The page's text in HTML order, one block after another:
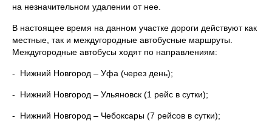
на незначительном удалении от нее.
В настоящее время на данном участке дороги действуют как
местные, так и междугородные автобусные маршруты.
Междугородные автобусы ходят по направлениям:
- Нижний Новгород – Уфа (через день);
- Нижний Новгород – Ульяновск (1 рейс в сутки);
- Нижний Новгород – Чебоксары (7 рейсов в сутки);